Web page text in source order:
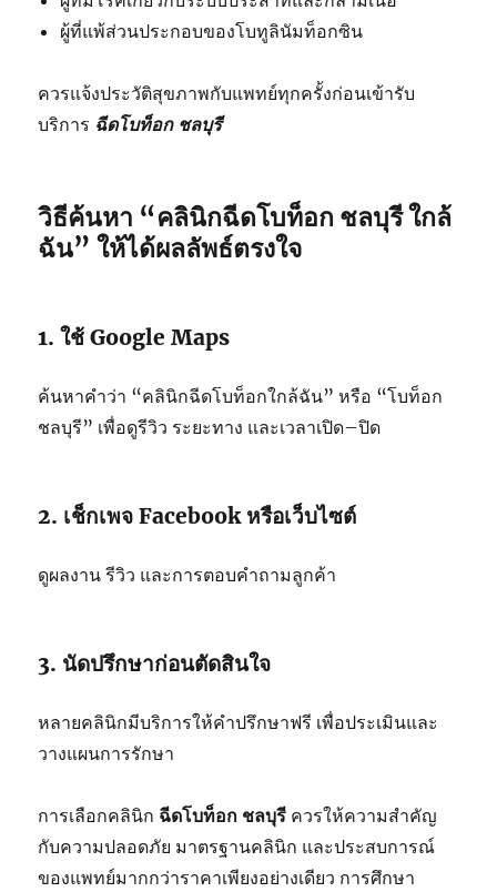
ผู้ที่แพ้ส่วนประกอบของโบทูลินัมท็อกซิน
ควรแจ้งประวัติสุขภาพกับแพทย์ทุกครั้งก่อนเข้ารับ
บริการ ฉีดโบท็อก ชลบุรี
วิธีค้นหา “คลินิกฉีดโบท็อก ชลบุรี ใกล้
ฉัน” ให้ได้ผลลัพธ์ตรงใจ
1. ใช้ Google Maps
ค้นหาคำว่า “คลินิกฉีดโบท็อกใกล้ฉัน” หรือ “โบท็อก
ชลบุรี” เพื่อดูรีวิว ระยะทาง และเวลาเปิด–ปิด
2. เช็กเพจ Facebook หรือเว็บไซต์
ดูผลงาน รีวิว และการตอบคำถามลูกค้า
3. นัดปรึกษาก่อนตัดสินใจ
หลายคลินิกมีบริการให้คำปรึกษาฟรี เพื่อประเมินและ
วางแผนการรักษา
การเลือกคลินิก ฉีดโบท็อก ชลบุรี ควรให้ความสำคัญ
กับความปลอดภัย มาตรฐานคลินิก และประสบการณ์
ของแพทย์มากกว่าราคาเพียงอย่างเดียว การศึกษา